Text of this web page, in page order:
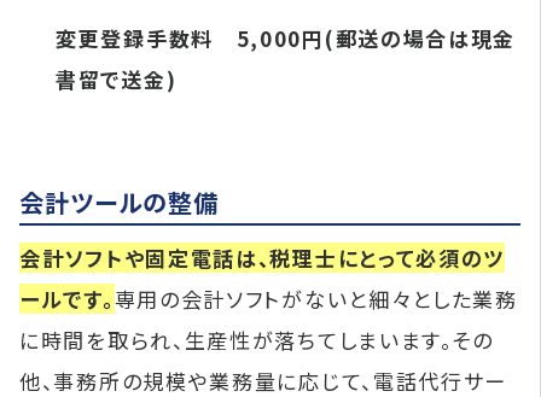
変更登録手数料 5,000円(郵送の場合は現金
書留で送金)
会計ツールの整備
会計ソフトや固定電話は、税理士にとって必須のツ
ールです。専用の会計ソフトがないと細々とした業務
に時間を取られ、生産性が落ちてしまいます。その
他、事務所の規模や業務量に応じて、電話代行サー